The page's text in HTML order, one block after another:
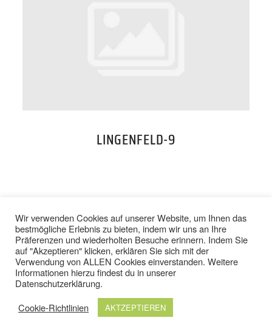
ONLINE SHOP
LINGENFELD-9
BACK TO TOP
© 2024 TOP FIT STUDIOS. ALLE RECHTE VORBEHALTEN.
IMPRESSUM DATENSCHUTZ
/
AGB / WIDERRUFSBELEHRUNG
Wir verwenden Cookies auf unserer Website, um Ihnen das
bestmögliche Erlebnis zu bieten, indem wir uns an Ihre
Präferenzen und wiederholten Besuche erinnern. Indem Sie
auf "Akzeptieren" klicken, erklären Sie sich mit der
Verwendung von ALLEN Cookies einverstanden. Weitere
Informationen hierzu findest du in unserer
Datenschutzerklärung.
Cookie-Richtlinien
AKTZEPTIEREN